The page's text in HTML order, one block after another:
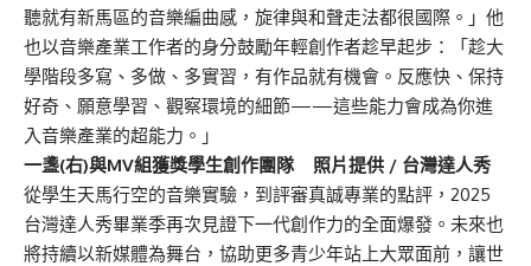
聽就有新馬區的音樂編曲感，旋律與和聲走法都很國際。」他
也以音樂產業工作者的身分鼓勵年輕創作者趁早起步：「趁大
學階段多寫、多做、多實習，有作品就有機會。反應快、保持
好奇、願意學習、觀察環境的細節——這些能力會成為你進
入音樂產業的超能力。」
一盞(右)與MV組獲獎學生創作團隊 照片提供 / 台灣達人秀
從學生天馬行空的音樂實驗，到評審真誠專業的點評，2025
台灣達人秀畢業季再次見證下一代創作力的全面爆發。未來也
將持續以新媒體為舞台，協助更多青少年站上大眾面前，讓世